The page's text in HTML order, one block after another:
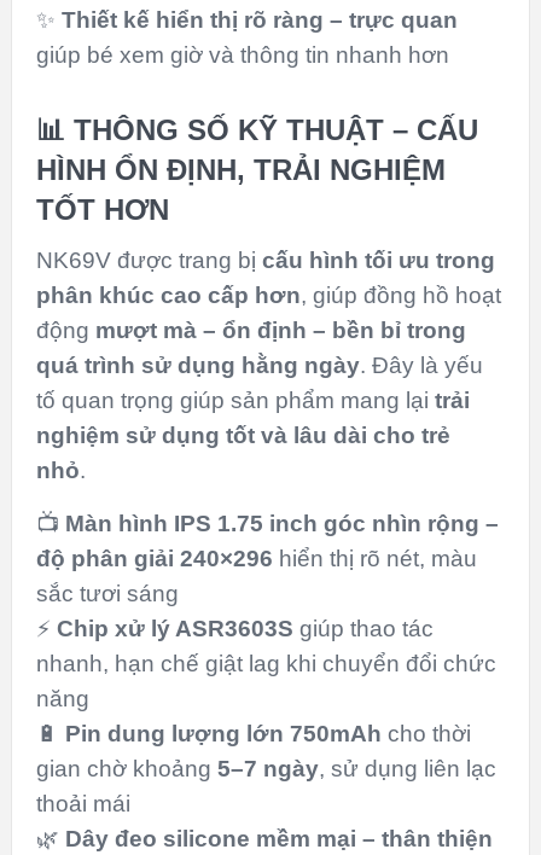
✨ Thiết kế hiển thị rõ ràng – trực quan
giúp bé xem giờ và thông tin nhanh hơn
📊 THÔNG SỐ KỸ THUẬT – CẤU
HÌNH ỔN ĐỊNH, TRẢI NGHIỆM
TỐT HƠN
NK69V được trang bị cấu hình tối ưu trong
phân khúc cao cấp hơn, giúp đồng hồ hoạt
động mượt mà – ổn định – bền bỉ trong
quá trình sử dụng hằng ngày. Đây là yếu
tố quan trọng giúp sản phẩm mang lại trải
nghiệm sử dụng tốt và lâu dài cho trẻ
nhỏ.
📺 Màn hình IPS 1.75 inch góc nhìn rộng –
độ phân giải 240×296 hiển thị rõ nét, màu
sắc tươi sáng
⚡ Chip xử lý ASR3603S giúp thao tác
nhanh, hạn chế giật lag khi chuyển đổi chức
năng
🔋 Pin dung lượng lớn 750mAh cho thời
gian chờ khoảng 5–7 ngày, sử dụng liên lạc
thoải mái
🌿 Dây đeo silicone mềm mại – thân thiện